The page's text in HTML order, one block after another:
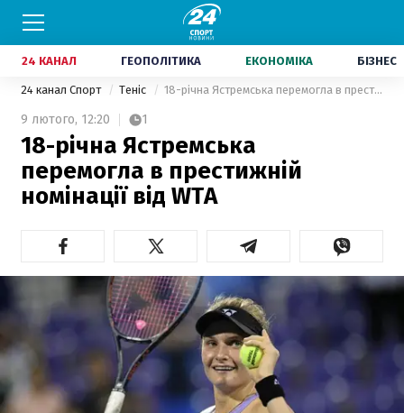
24 КАНАЛ ГЕОПОЛІТИКА ЕКОНОМІКА БІЗНЕС
24 канал Спорт Теніс 18-річна Ястремська перемогла в престижній номінації від WTA
9 лютого, 12:20 1
18-річна Ястремська
перемогла в престижній
номінації від WTA